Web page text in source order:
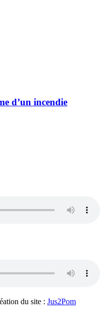
d’un incendie
du site : Jus2Pom